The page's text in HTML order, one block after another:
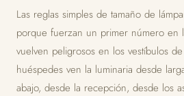
Las reglas simples de tamaño de
porque fuerzan un primer número en
vuelven peligrosos en los vestíbulos
huéspedes ven la luminaria desde
abajo, desde la recepción, desde los